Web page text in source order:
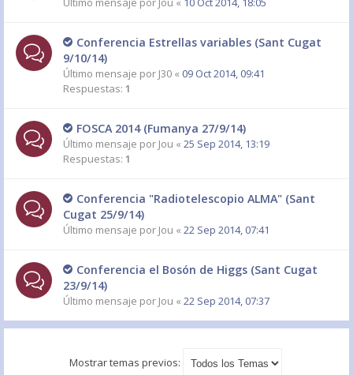
Conferencia Estrellas variables (Sant Cugat
9/10/14)
Último mensaje por J30 « 09 Oct 2014, 09:41
Respuestas: 1
FOSCA 2014 (Fumanya 27/9/14)
Último mensaje por Jou « 25 Sep 2014, 13:19
Respuestas: 1
Conferencia "Radiotelescopio ALMA" (Sant
Último mensaje por Jou « 22 Sep 2014, 07:41
Conferencia el Bosón de Higgs (Sant Cugat
23/9/14)
Último mensaje por Jou « 22 Sep 2014, 07:37
Mostrar temas previos: